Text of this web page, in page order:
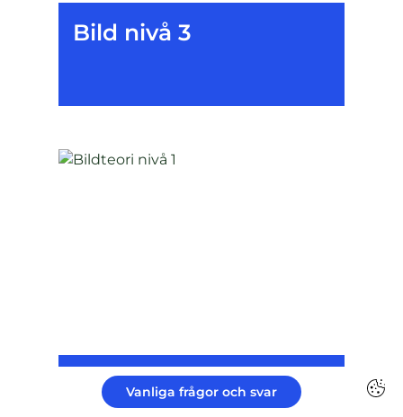
Vanliga frågor och svar
Bild nivå 3
Bildteori nivå 1